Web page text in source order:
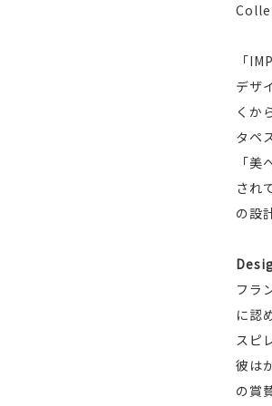
「
デザ
くか
タペ
「
され
の設
フラ
に認
スピ
彼は
の賞